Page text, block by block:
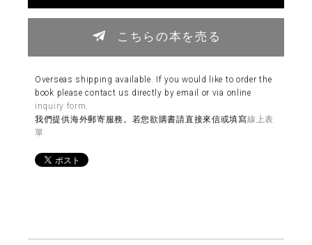
こちらの本を売る
Overseas shipping available. If you would like to order the
book please contact us directly by email or via online
inquiry form
我們提供海外郵寄服務。若您欲購書請直接來信或填寫線上表
單